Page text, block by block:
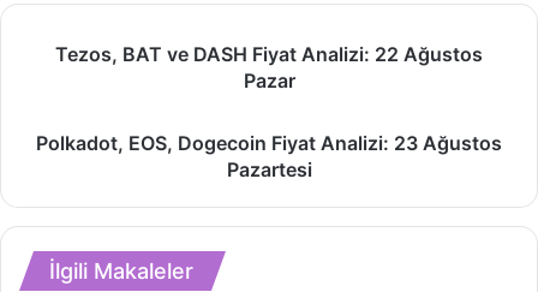
Fiyat
Tezos, BAT ve DASH Fiyat Analizi: 22 Ağustos
Pazar
EOS,
Fiyat
Analizi:
23
Ağustos
Polkadot, EOS, Dogecoin Fiyat Analizi: 23 Ağustos
Pazartesi
İlgili Makaleler